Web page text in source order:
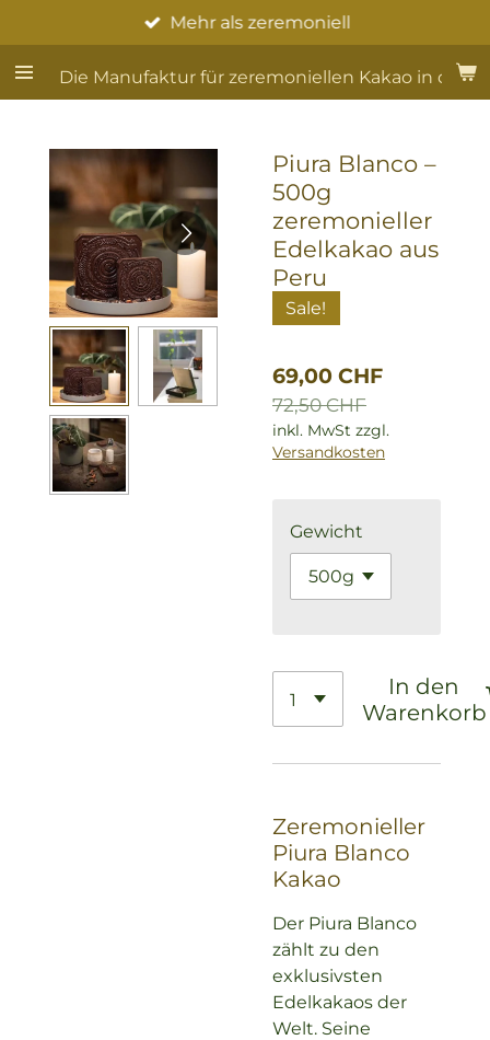
Hauptinhalt
springenDie Manufaktur für zeremoniellen Kakao in der
Mehr als zeremoniell
Piura Blanco –
500g
zeremonieller
Edelkakao aus
Peru
Sale!
69,00 CHF
72,50 CHF
inkl. MwSt zzgl.
Versandkosten
Gewicht
In den
Warenkorb
Zeremonieller
Piura Blanco
Kakao
Der Piura Blanco
zählt zu den
exklusivsten
Edelkakaos der
Welt. Seine